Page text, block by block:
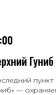
Гуниб
—